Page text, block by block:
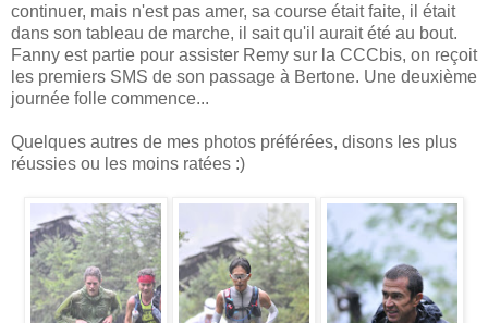
continuer, mais n'est pas amer, sa course était faite, il était
dans son tableau de marche, il sait qu'il aurait été au bout.
Fanny est partie pour assister Remy sur la CCCbis, on reçoit
les premiers SMS de son passage à Bertone. Une deuxième
journée folle commence...
Quelques autres de mes photos préférées, disons les plus
réussies ou les moins ratées :)